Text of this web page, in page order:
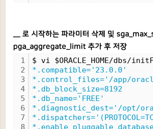
__ 로 시작하는 파라미터 삭제 및
pga_aggregate_limit 추가 후 저장
1
2
3
4
5
6
7
8
$ vi $ORACLE_HOME/dbs/
*.compatible='23.0.0'
*.control_files='/app/
*.db_block_size=8192
*.db_name='FREE'
*.diagnostic_dest='/opt/